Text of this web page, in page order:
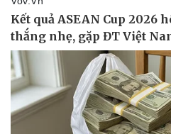
Pháp luật
Vụ án
Tin nóng
Tư vấn luật